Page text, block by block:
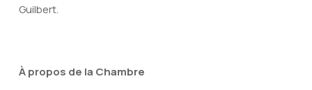
Guilbert.
À propos de la Chambre